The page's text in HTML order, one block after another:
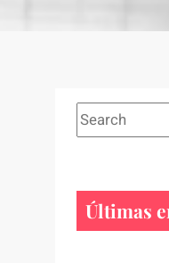
S
e
h
Últimas